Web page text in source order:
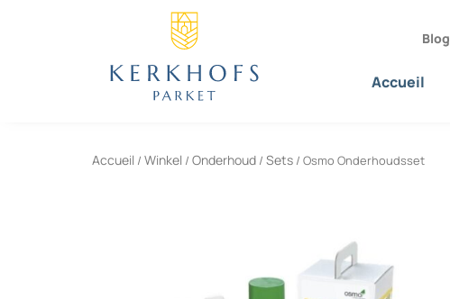
Blog
Accueil
Accueil / Winkel / Onderhoud / Sets / Osmo Onderhoudsset